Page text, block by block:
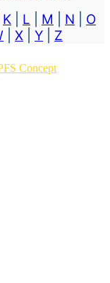
K L M N
O
X Y Z
Concept